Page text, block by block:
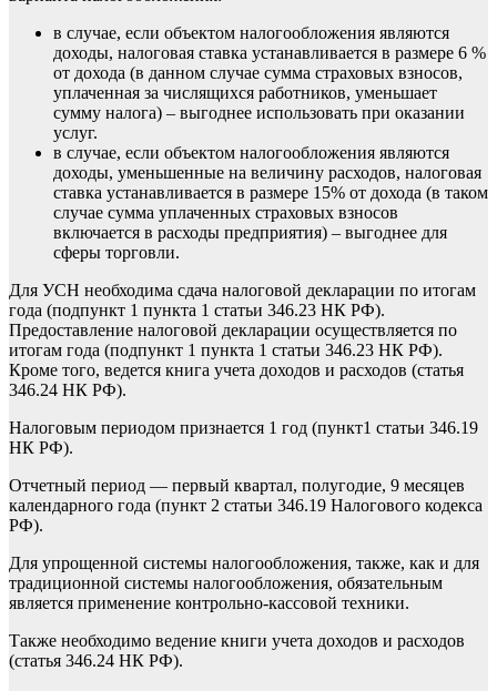
в случае, если объектом налогообложения являются
доходы, налоговая ставка устанавливается в размере 6 %
от дохода (в данном случае сумма страховых взносов,
уплаченная за числящихся работников, уменьшает
сумму налога) – выгоднее использовать при оказании
услуг.
в случае, если объектом налогообложения являются
доходы, уменьшенные на величину расходов, налоговая
ставка устанавливается в размере 15% от дохода (в таком
случае сумма уплаченных страховых взносов
включается в расходы предприятия) – выгоднее для
сферы торговли.
Для УСН необходима сдача налоговой декларации по итогам
года (подпункт 1 пункта 1 статьи 346.23 НК РФ).
Предоставление налоговой декларации осуществляется по
итогам года (подпункт 1 пункта 1 статьи 346.23 НК РФ).
Кроме того, ведется книга учета доходов и расходов (статья
346.24 НК РФ).
Налоговым периодом признается 1 год (пункт1 статьи 346.19
НК РФ).
Отчетный период — первый квартал, полугодие, 9 месяцев
календарного года (пункт 2 статьи 346.19 Налогового кодекса
РФ).
Для упрощенной системы налогообложения, также, как и для
традиционной системы налогообложения, обязательным
является применение контрольно-кассовой техники.
Также необходимо ведение книги учета доходов и расходов
(статья 346.24 НК РФ).